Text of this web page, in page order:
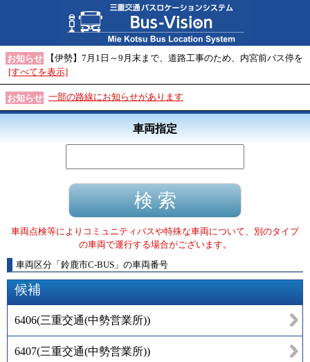
お知らせ
【伊勢】7月1日～9月末まで、道路工事のため、内宮前バス停を
[すべてを表示]
お知らせ 一部の路線にお知らせがあります
車両指定
車両点検等によりコミュニティバスや特殊な車両について、別のタイプ
の車両で運行する場合がございます。
車両区分 「 鈴鹿市C-BUS 」 の車両番号
候補
6406(三重交通(中勢営業所))
6407(三重交通(中勢営業所))